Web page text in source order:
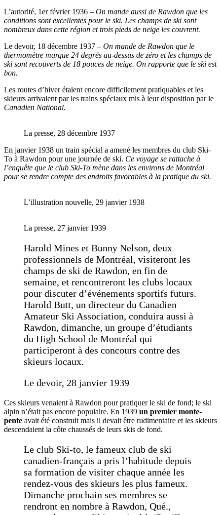
L’autorité, 1er février 1936 – On mande aussi de Rawdon que les
conditions sont excellentes pour le ski. Les champs de ski sont
nombreux dans cette région et trois pieds de neige les couvrent.
Le devoir, 18 décembre 1937 – On mande de Rawdon que le
thermomètre marque 24 degrés au-dessus de zéro et les champs de
ski sont recouverts de 18 pouces de neige. On rapporte que le ski est
bon.
Les routes d’hiver étaient encore difficilement pratiquables et les
skieurs arrivaient par les trains spéciaux mis à leur disposition par le
Canadien National.
La presse, 28 décembre 1937
En janvier 1938 un train spécial a amené les membres du club Ski-
To à Rawdon pour une journée de ski. Ce voyage se rattache à
l’enquête que le club Ski-To mène dans les environs de Montréal
pour se rendre compte des endroits favorables à la pratique du ski.
L’illustration nouvelle, 29 janvier 1938
La presse, 27 janvier 1939
Harold Mines et Bunny Nelson, deux
professionnels de Montréal, visiteront les
champs de ski de Rawdon, en fin de
semaine, et rencontreront les clubs locaux
pour discuter d’événements sportifs futurs.
Harold Butt, un directeur du Canadien
Amateur Ski Association, conduira aussi à
Rawdon, dimanche, un groupe d’étudiants
du High School de Montréal qui
participeront à des concours contre des
skieurs locaux.
Le devoir, 28 janvier 1939
Ces skieurs venaient à Rawdon pour pratiquer le ski de fond; le ski
alpin n’était pas encore populaire. En 1939 un premier monte-
pente avait été construit mais il devait être rudimentaire et les skieurs
descendaient la côte chaussés de leurs skis de fond.
Le club Ski-to, le fameux club de ski
canadien-français a pris l’habitude depuis
sa formation de visiter chaque année les
rendez-vous des skieurs les plus fameux.
Dimanche prochain ses membres se
rendront en nombre à Rawdon, Qué.,